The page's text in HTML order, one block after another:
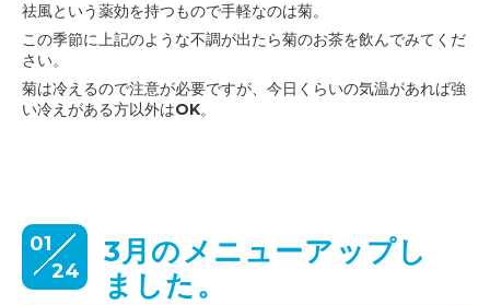
祛風という薬効を持つもので手軽なのは菊。
この季節に上記のような不調が出たら菊のお茶を飲んでみてくだ
さい。
菊は冷えるので注意が必要ですが、今日くらいの気温があれば強
い冷えがある方以外はOK。
01
24
3月のメニューアップし
ました。